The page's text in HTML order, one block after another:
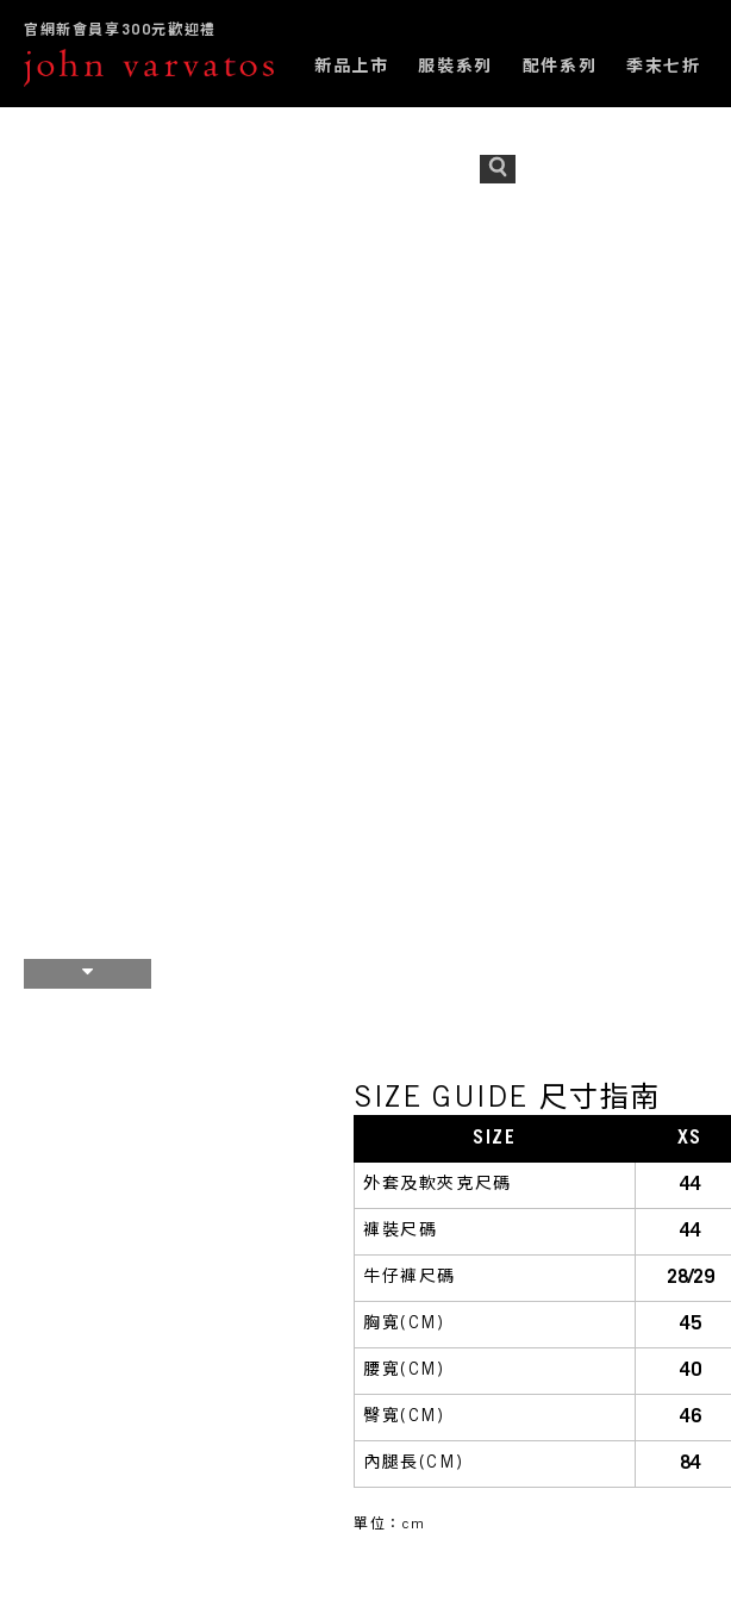
官網新會員享300元歡迎禮
新品上市 服裝系列 配件系列 季末七折
SIZE GUIDE 尺寸指南
SIZE XS
外套及軟夾克尺碼 44
褲裝尺碼 44
牛仔褲尺碼 28/29
胸寬(CM) 45
腰寬(CM) 40
臀寬(CM) 46
內腿長(CM) 84
單位：cm